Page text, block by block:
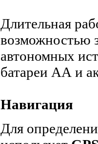
Длительная
возможностью
автономных
батареи АА и
Навигация
Для